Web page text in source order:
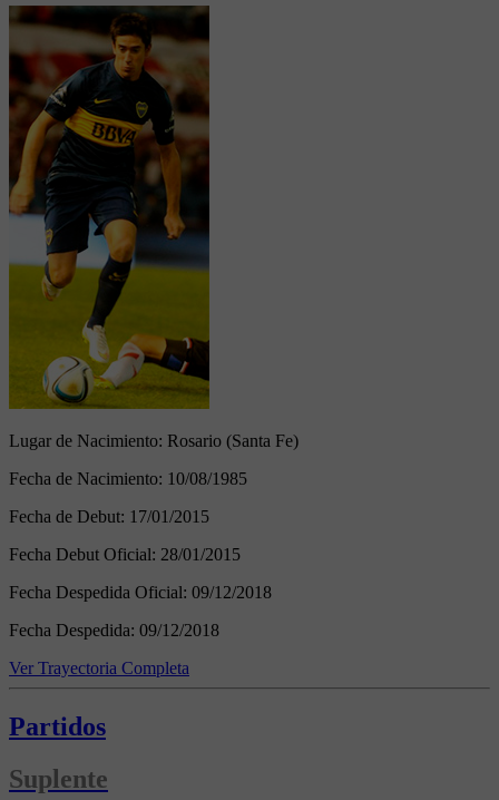
Lugar de Nacimiento: Rosario (Santa Fe)
Fecha de Nacimiento: 10/08/1985
Fecha de Debut: 17/01/2015
Fecha Debut Oficial: 28/01/2015
Fecha Despedida Oficial: 09/12/2018
Fecha Despedida: 09/12/2018
Ver Trayectoria Completa
Partidos
Suplente